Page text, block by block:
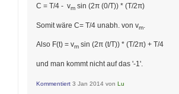
C = T/4 - vm sin (2π (0/T)) * (T/2π)
Somit wäre C= T/4 unabh. von vm
Also F(t) = vm sin (2π (t/T)) * (T/2π) + T/4
und man kommt nicht auf das '-1'.
Kommentiert 3 Jan 2014 von Lu